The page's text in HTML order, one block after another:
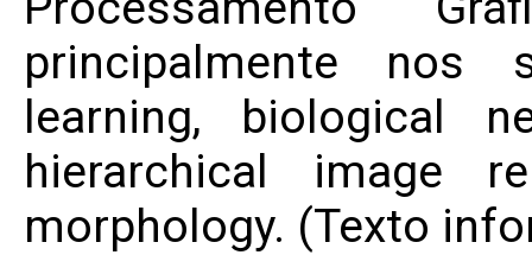
principalmente nos
learning, biological
hierarchical image
morphology. (Texto